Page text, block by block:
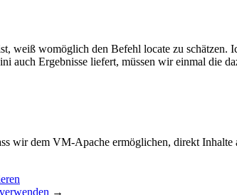
weiß womöglich den Befehl locate zu schätzen.
auch Ergebnisse liefert, müssen wir einmal die
wir dem VM-Apache ermöglichen, direkt
→